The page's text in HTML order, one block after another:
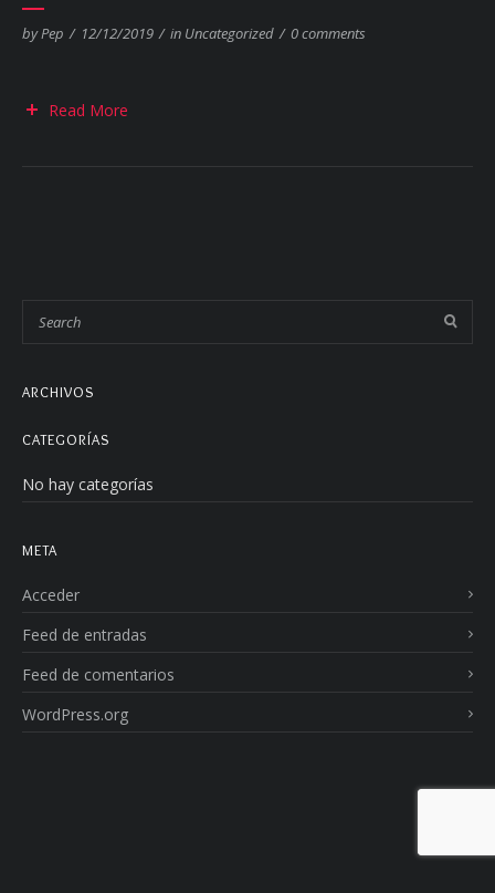
byPep / 12/12/2019 / in Uncategorized / 0 comments
Read More
ARCHIVOS
CATEGORÍAS
No hay categorías
META
Acceder
Feed de entradas
Feed de comentarios
WordPress.org